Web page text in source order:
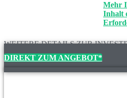
Mehr
Inhalt
WEITERE DETAILS ZUR
DIREKT ZUM ANGEBOT*